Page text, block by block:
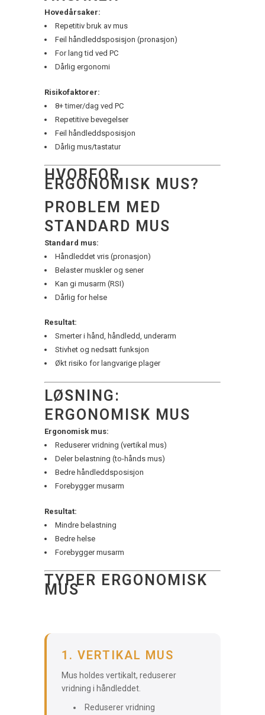
Hovedårsaker:
Repetitiv bruk av mus
Feil håndleddsposisjon (pronasjon)
For lang tid ved PC
Dårlig ergonomi
Risikofaktorer:
8+ timer/dag ved PC
Repetitive bevegelser
Feil håndleddsposisjon
Dårlig mus/tastatur
HVORFOR
ERGONOMISK MUS?
PROBLEM MED
STANDARD MUS
Standard mus:
Håndleddet vris (pronasjon)
Belaster muskler og sener
Kan gi musarm (RSI)
Dårlig for helse
Resultat:
Smerter i hånd, håndledd, underarm
Stivhet og nedsatt funksjon
Økt risiko for langvarige plager
LØSNING:
ERGONOMISK MUS
Ergonomisk mus:
Reduserer vridning (vertikal mus)
Deler belastning (to-hånds mus)
Bedre håndleddsposisjon
Forebygger musarm
Resultat:
Mindre belastning
Bedre helse
Forebygger musarm
TYPER ERGONOMISK
MUS
1. VERTIKAL MUS
Mus holdes vertikalt, reduserer
vridning i håndleddet.
Reduserer vridning